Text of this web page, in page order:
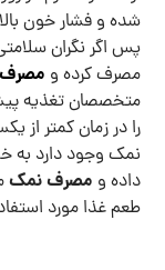
شده و فشار خون
پس اگر نگران
مصرف کرده و مصرف
متخصصان تغذیه
را در زمان کمتر از
نمک وجود دارد به
داده و مصرف نمک
طعم غذا مورد